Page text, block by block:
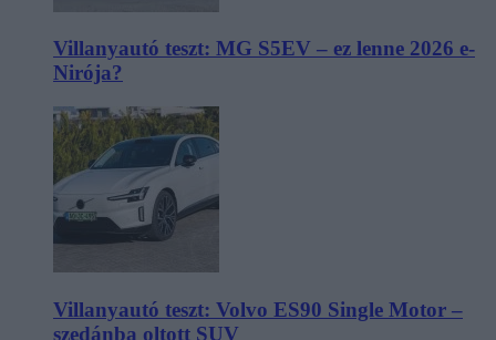
Villanyautó teszt: MG S5EV – ez lenne 2026 e-
Nirója?
Villanyautó teszt: Volvo ES90 Single Motor –
szedánba oltott SUV